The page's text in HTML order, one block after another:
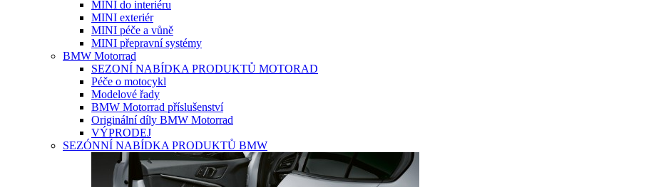
MINI do interiéru
MINI exteriér
MINI péče a vůně
MINI přepravní systémy
BMW Motorrad
SEZONÍ NABÍDKA PRODUKTŮ MOTORAD
Péče o motocykl
Modelové řady
BMW Motorrad příslušenství
Originální díly BMW Motorrad
VÝPRODEJ
SEZÓNNÍ NABÍDKA PRODUKTŮ BMW